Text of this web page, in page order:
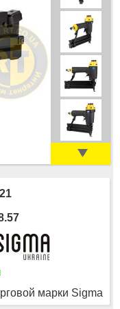
марки Sigma